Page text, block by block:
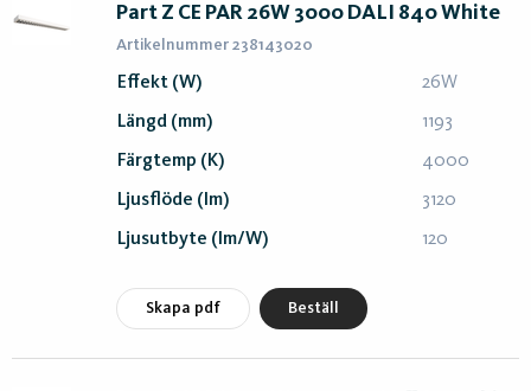
Part Z CE PAR 26W 3000 DALI 840 White
Artikelnummer 238143020
Effekt (W) 26W
Längd (mm) 1193
Färgtemp (K) 4000
Ljusflöde (lm) 3120
Ljusutbyte (lm/W) 120
Skapa pdf Beställ